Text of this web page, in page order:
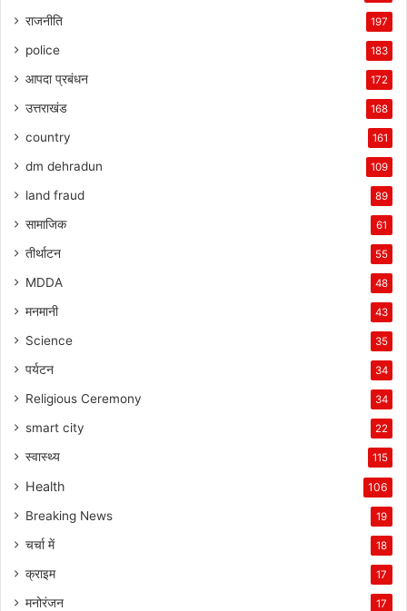
राजनीति 197
police 183
आपदा प्रबंधन 172
उत्तराखंड 168
country 161
dm dehradun 109
land fraud 89
सामाजिक 61
तीर्थाटन 55
MDDA 48
मनमानी 43
Science 35
पर्यटन 34
Religious Ceremony 34
smart city 22
स्वास्थ्य 115
Health 106
Breaking News 19
चर्चा में 18
क्राइम 17
मनोरंजन 17